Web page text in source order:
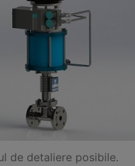
de detaliere posibile.